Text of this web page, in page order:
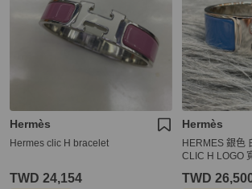
Hermès
Hermes clic H bracelet
TWD 24,154
Hermès
HERMES 銀色
CLIC H LOGO
TWD